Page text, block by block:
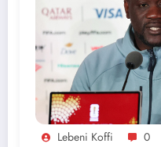
Lebeni Koffi 0